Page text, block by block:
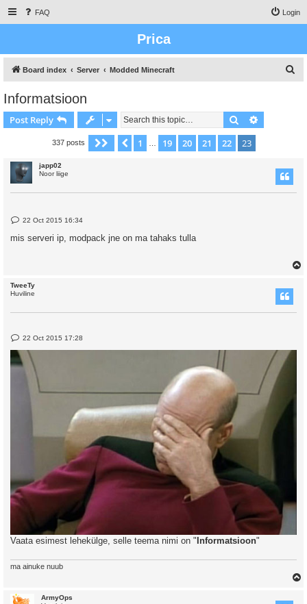
FAQ Login
Prica
Board index Server Modded Minecraft
Informatsioon
Post Reply Search
337 posts Page 23 of 23
Previous
1 19 20 21 22 23
japp02
Noor liige
P
s
t
22 Oct 2015 16:34
mis serveri ip, modpack jne on ma tahaks tulla
TweeTy
Huviline
P
t
22 Oct 2015 17:28
Vaata esimest lehekülge, selle teema nimi on " Informatsioon"
ma ainuke nuub
ArmyOps